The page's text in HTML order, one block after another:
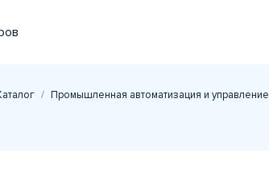
Промышленная автоматизация и управление